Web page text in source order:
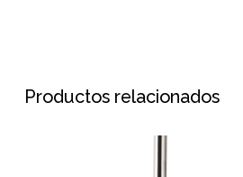
Productos relacionados